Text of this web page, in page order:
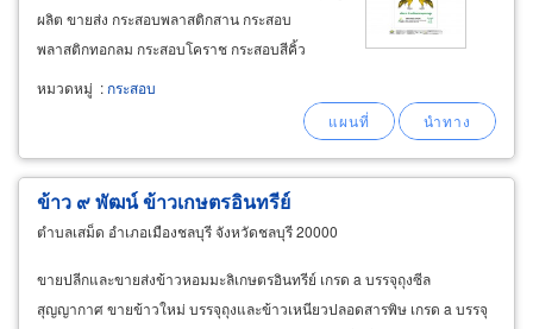
ผลิต ขายส่ง กระสอบพลาสติกสาน กระสอบ
พลาสติกทอกลม กระสอบโคราช กระสอบสีคิ้ว
เย็บขนาดตามความต้องการของลูกค้า พร้อมงาน
ข้าว สำหรับใส่ผลผลิตจากชาวนา
หมวดหมู่ : กระสอบ
ข้าว ๙ พัฒน์ ข้าวเกษตรอินทรีย์
ตำบลเสม็ด อำเภอเมืองชลบุรี จังหวัดชลบุรี 20000
ขายปลีกและขายส่งข้าวหอมมะลิเกษตรอินทรีย์ เกรด a บรรจุถุงซีล
สุญญากาศ ขายข้าวใหม่ บรรจุถุงและข้าวเหนียวปลอดสารพิษ เกรด a บรรจุ